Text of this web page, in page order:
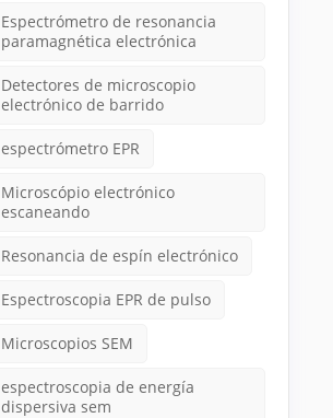
Espectrómetro de resonancia
paramagnética electrónica
Detectores de microscopio
electrónico de barrido
espectrómetro EPR
Microscópio electrónico
escaneando
Resonancia de espín electrónico
Espectroscopia EPR de pulso
Microscopios SEM
espectroscopia de energía
dispersiva sem